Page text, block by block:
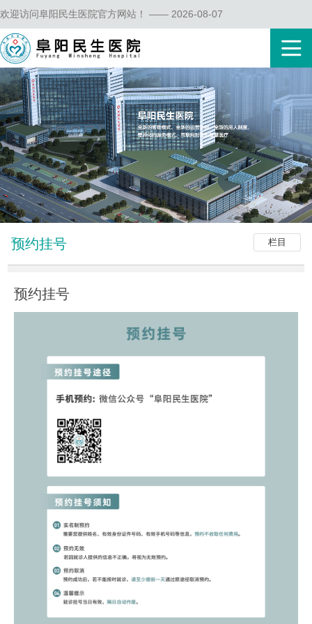
欢迎访问阜阳民生医院官方网站！ —— 2026-08-07
栏目
预约挂号
预约挂号